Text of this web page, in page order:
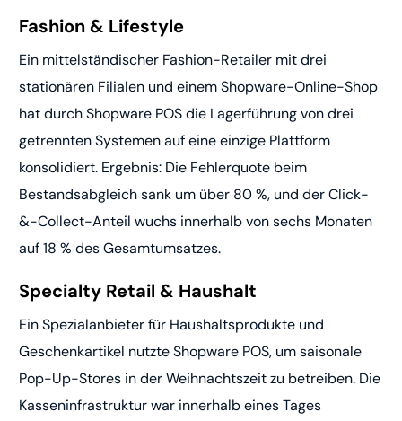
Fashion & Lifestyle
Ein mittelständischer Fashion-Retailer mit drei
stationären Filialen und einem Shopware-Online-Shop
hat durch Shopware POS die Lagerführung von drei
getrennten Systemen auf eine einzige Plattform
konsolidiert. Ergebnis: Die Fehlerquote beim
Bestandsabgleich sank um über 80 %, und der Click-
&-Collect-Anteil wuchs innerhalb von sechs Monaten
auf 18 % des Gesamtumsatzes.
Specialty Retail & Haushalt
Ein Spezialanbieter für Haushaltsprodukte und
Geschenkartikel nutzte Shopware POS, um saisonale
Pop-Up-Stores in der Weihnachtszeit zu betreiben. Die
Kasseninfrastruktur war innerhalb eines Tages